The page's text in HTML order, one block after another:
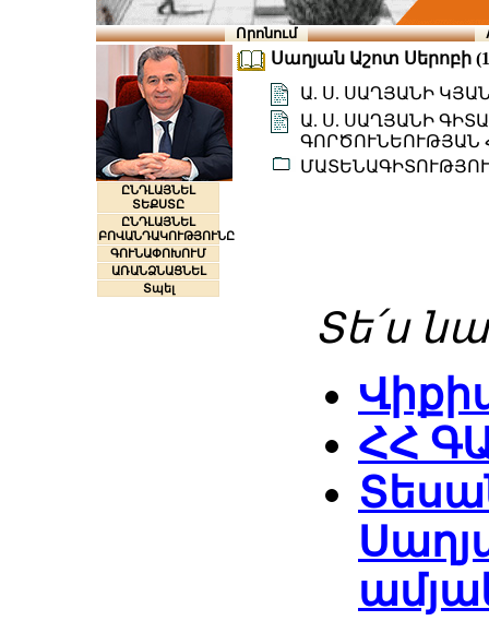
Որոնում
ԸՆԴԼԱՅՆԵԼ
ՏԵՔՍՏԸ
ԸՆԴԼԱՅՆԵԼ
ԲՈՎԱՆԴԱԿՈՒԹՅՈՒՆԸ
ԳՈՒՆԱՓՈԽՈՒՄ
ԱՌԱՆՁՆԱՑՆԵԼ
Տպել
Սաղյան Աշոտ Սերոբի
Ա. Ս. ՍԱՂՅԱՆԻ
Ա. Ս. ՍԱՂՅԱՆԻ
ԳՈՐԾՈՒՆԵՈՒԹՅԱՆ
Տե՛ս
ՀՀ